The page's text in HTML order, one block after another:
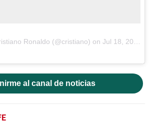
al canal de noticias